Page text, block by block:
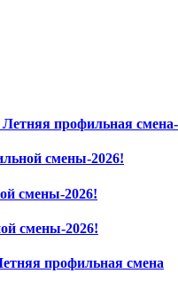
профильная смена-
смены-2026!
смены-2026!
смены-2026!
профильная смена